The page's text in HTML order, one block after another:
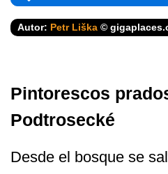
Autor: Petr Liška ©
Pintorescos
Podtrosecké
Desde el bosque se